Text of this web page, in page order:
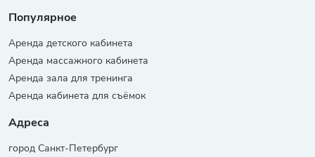
Популярное
Аренда детского кабинета
Аренда массажного кабинета
Аренда зала для тренинга
Аренда кабинета для съёмок
Адреса
город Санкт-Петербург